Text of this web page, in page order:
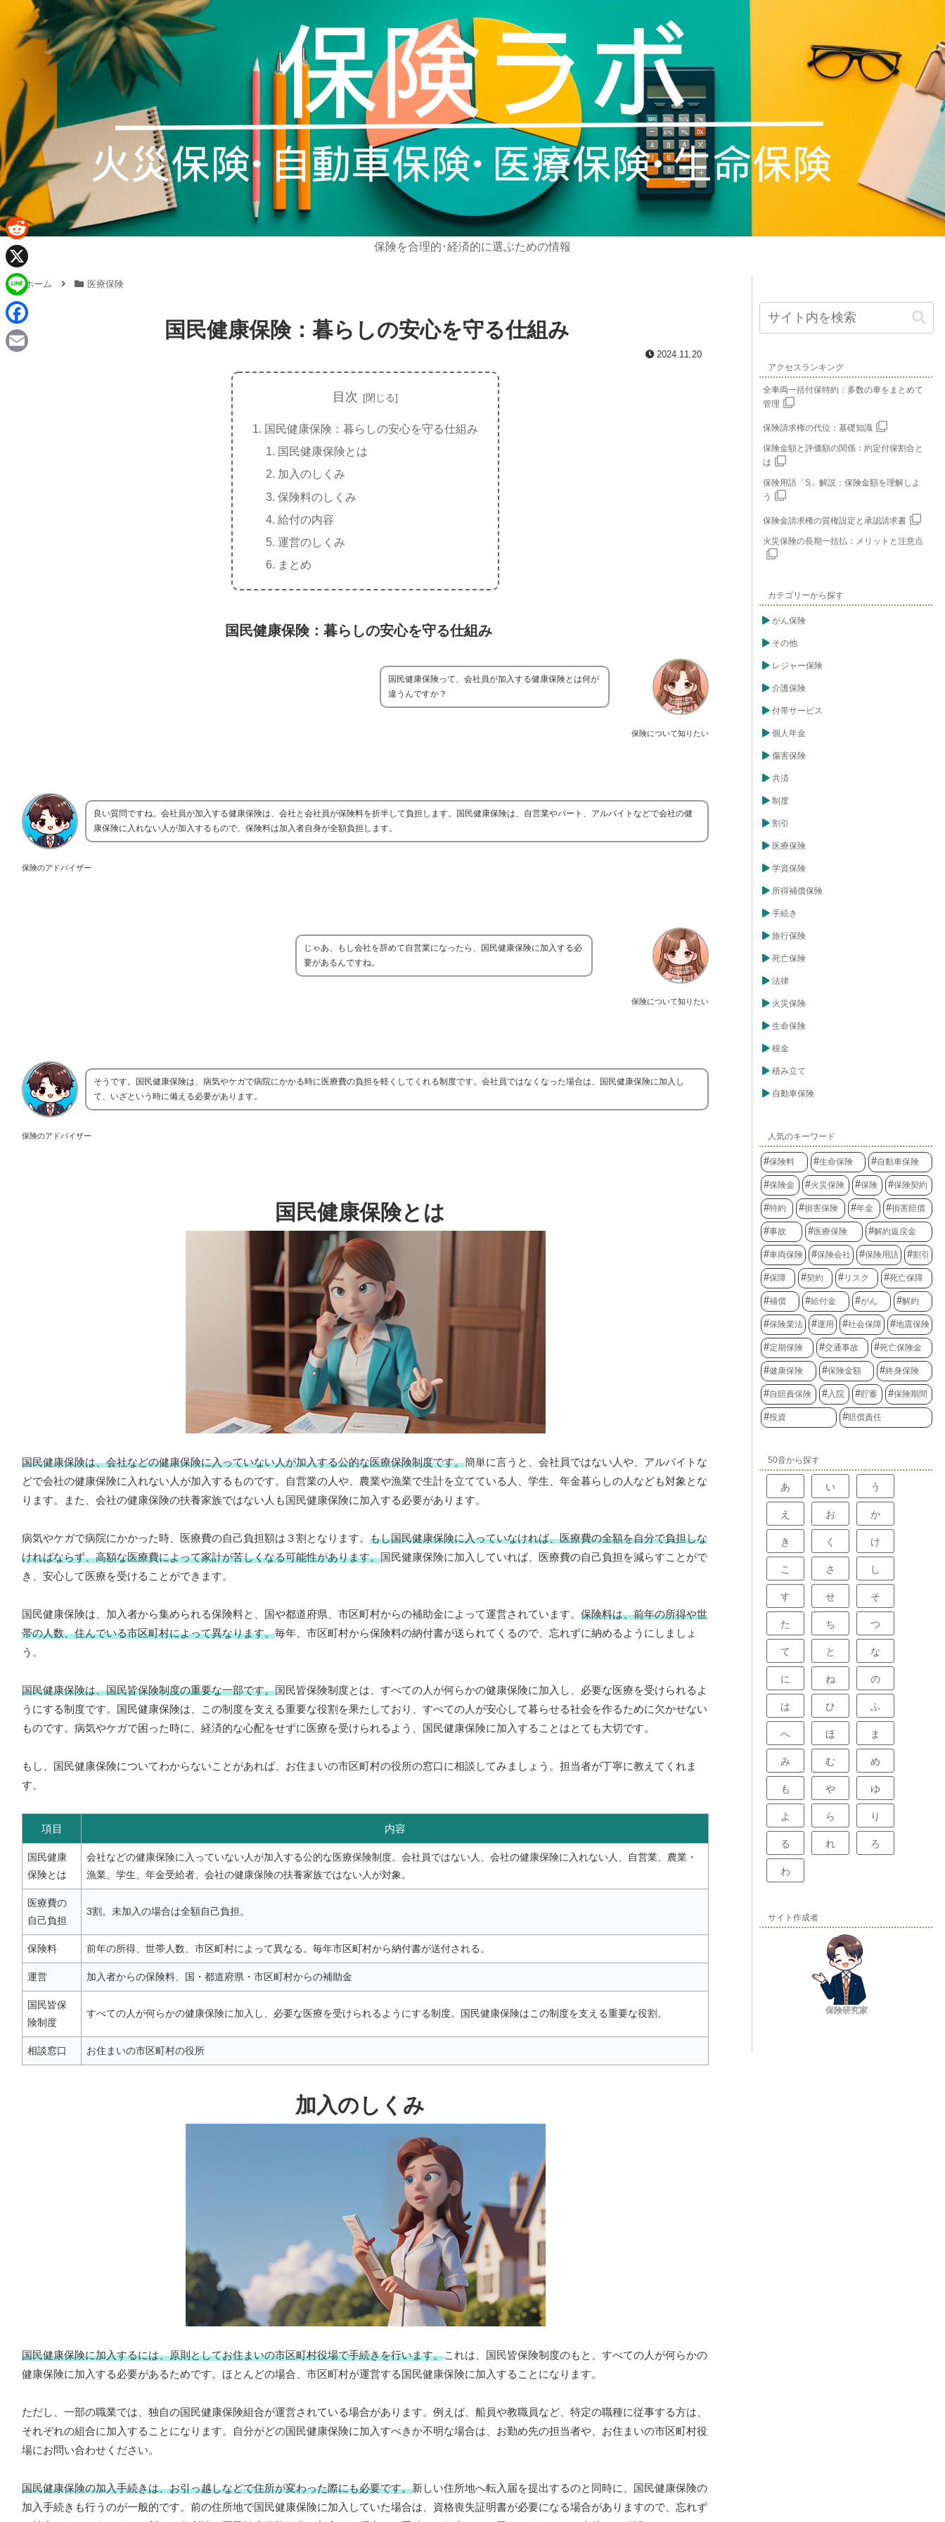
保険を合理的･経済的に選ぶための情報
ホーム 医療保険
国民健康保険：暮らしの安心を守る仕組み
2024.11.20
目次
国民健康保険：暮らしの安心を守る仕組み
国民健康保険とは
加入のしくみ
保険料のしくみ
給付の内容
運営のしくみ
まとめ
国民健康保険：暮らしの安心を守る仕組み
保険について知りたい
国民健康保険って、会社員が加入する健康保険とは何が
違うんですか？
保険のアドバイザー
良い質問ですね。会社員が加入する健康保険は、会社と会社員が保険料を折半して負担します。国民健康保険は、自営業やパート、アルバイトなどで会社の健
康保険に入れない人が加入するもので、保険料は加入者自身が全額負担します。
保険について知りたい
じゃあ、もし会社を辞めて自営業になったら、国民健康保険に加入する必
要があるんですね。
保険のアドバイザー
そうです。国民健康保険は、病気やケガで病院にかかる時に医療費の負担を軽くしてくれる制度です。会社員ではなくなった場合は、国民健康保険に加入し
て、いざという時に備える必要があります。
国民健康保険とは
国民健康保険は、会社などの健康保険に入っていない人が加入する公的な医療保険制度です。簡単に言うと、会社員ではない人や、アルバイトな
どで会社の健康保険に入れない人が加入するものです。自営業の人や、農業や漁業で生計を立てている人、学生、年金暮らしの人なども対象とな
ります。また、会社の健康保険の扶養家族ではない人も国民健康保険に加入する必要があります。
病気やケガで病院にかかった時、医療費の自己負担額は３割となります。 もし国民健康保険に入っていなければ、医療費の全額を自分で負担しな
ければならず、高額な医療費によって家計が苦しくなる可能性があります。国民健康保険に加入していれば、医療費の自己負担を減らすことがで
き、安心して医療を受けることができます。
国民健康保険は、加入者から集められる保険料と、国や都道府県、市区町村からの補助金によって運営されています。 保険料は、前年の所得や世
帯の人数、住んでいる市区町村によって異なります。毎年、市区町村から保険料の納付書が送られてくるので、忘れずに納めるようにしましょ
う。
国民健康保険は、国民皆保険制度の重要な一部です。国民皆保険制度とは、すべての人が何らかの健康保険に加入し、必要な医療を受けられるよ
うにする制度です。国民健康保険は、この制度を支える重要な役割を果たしており、すべての人が安心して暮らせる社会を作るために欠かせない
ものです。病気やケガで困った時に、経済的な心配をせずに医療を受けられるよう、国民健康保険に加入することはとても大切です。
もし、国民健康保険についてわからないことがあれば、お住まいの市区町村の役所の窓口に相談してみましょう。担当者が丁寧に教えてくれま
す。
項目 内容
国民健康
保険とは
会社などの健康保険に入っていない人が加入する公的な医療保険制度。会社員ではない人、会社の健康保険に入れない人、自営業、農業・
漁業、学生、年金受給者、会社の健康保険の扶養家族ではない人が対象。
医療費の
自己負担
3割。未加入の場合は全額自己負担。
保険料 前年の所得、世帯人数、市区町村によって異なる。毎年市区町村から納付書が送付される。
運営 加入者からの保険料、国・都道府県・市区町村からの補助金
国民皆保
険制度
すべての人が何らかの健康保険に加入し、必要な医療を受けられるようにする制度。国民健康保険はこの制度を支える重要な役割。
相談窓口 お住まいの市区町村の役所
加入のしくみ
国民健康保険に加入するには、原則としてお住まいの市区町村役場で手続きを行います。これは、国民皆保険制度のもと、すべての人が何らかの
健康保険に加入する必要があるためです。ほとんどの場合、市区町村が運営する国民健康保険に加入することになります。
ただし、一部の職業では、独自の国民健康保険組合が運営されている場合があります。例えば、船員や教職員など、特定の職種に従事する方は、
それぞれの組合に加入することになります。自分がどの国民健康保険に加入すべきか不明な場合は、お勤め先の担当者や、お住まいの市区町村役
場にお問い合わせください。
国民健康保険の加入手続きは、お引っ越しなどで住所が変わった際にも必要です。新しい住所地へ転入届を提出するのと同時に、国民健康保険の
加入手続きも行うのが一般的です。前の住所地で国民健康保険に加入していた場合は、資格喪失証明書が必要になる場合がありますので、忘れず
アクセスランキング
全車両一括付保特約：多数の車をまとめて
管理
保険請求権の代位：基礎知識
保険金額と評価額の関係：約定付保割合と
は
保険用語「S」解説：保険金額を理解しよ
う
保険金請求権の質権設定と承認請求書
火災保険の長期一括払：メリットと注意点
カテゴリーから探す
がん保険
その他
レジャー保険
介護保険
付帯サービス
個人年金
傷害保険
共済
制度
割引
医療保険
学資保険
所得補償保険
手続き
旅行保険
死亡保険
法律
火災保険
生命保険
税金
積み立て
自動車保険
人気のキーワード
保険料 生命保険 自動車保険
保険金 火災保険 保険 保険契約
特約 損害保険 年金 損害賠償
事故 医療保険 解約返戻金
車両保険 保険会社 保険用語 割引
保障 契約 リスク 死亡保障
補償 給付金 がん 解約
保険業法 運用 社会保障 地震保険
定期保険 交通事故 死亡保険金
健康保険 保険金額 終身保険
自賠責保険 入院 貯蓄 保険期間
投資 賠償責任
50音から探す
あ い う
え お か
き く け
こ さ し
す せ そ
た ち つ
て と な
に ね の
は ひ ふ
へ ほ ま
み む め
も や ゆ
よ ら り
る れ ろ
わ
サイト作成者
保険研究家
R
e
d
d
i
X
L
n
F